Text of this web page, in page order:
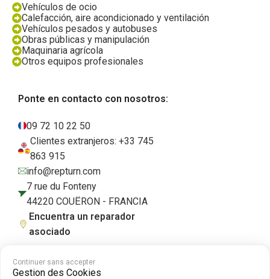
Vehículos de ocio
Calefacción, aire acondicionado y ventilación
Vehículos pesados y autobuses
Obras públicas y manipulación
Maquinaria agrícola
Otros equipos profesionales
Ponte en contacto con nosotros:
09 72 10 22 50
Clientes extranjeros: +33 745
863 915
info@repturn.com
7 rue du Fonteny
44220 COUËRON - FRANCIA
Encuentra un reparador
asociado
Continuer sans accepter
Gestion des Cookies